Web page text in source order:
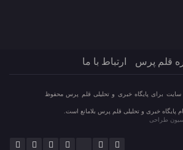
قلم پرس ارتباط با ما
برای پایگاه خبری و تحلیلی قلم پرس محفوظ
پایگاه خبری و تحلیلی قلم پرس بلامانع است.
طراحی